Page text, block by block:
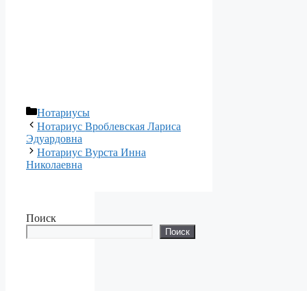
Рубрики
Нотариусы
Нотариус Вроблевская Лариса
Эдуардовна
Нотариус Вурста Инна
Николаевна
Поиск
Поиск